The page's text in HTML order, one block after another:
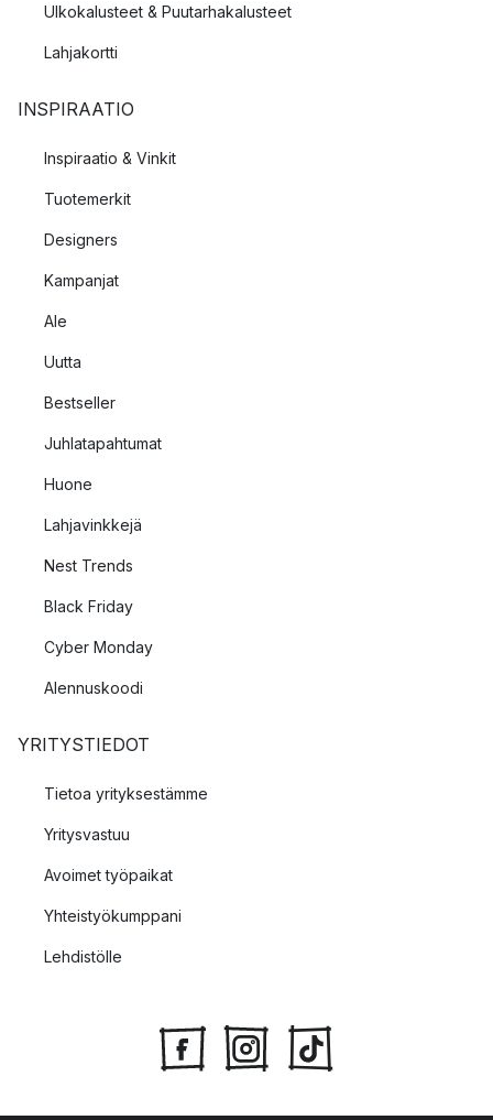
Ulkokalusteet & Puutarhakalusteet
Lahjakortti
INSPIRAATIO
Inspiraatio & Vinkit
Tuotemerkit
Designers
Kampanjat
Ale
Uutta
Bestseller
Juhlatapahtumat
Huone
Lahjavinkkejä
Nest Trends
Black Friday
Cyber Monday
Alennuskoodi
YRITYSTIEDOT
Tietoa yrityksestämme
Yritysvastuu
Avoimet työpaikat
Yhteistyökumppani
Lehdistölle